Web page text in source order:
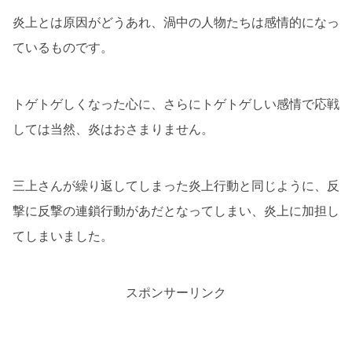
炎上とは原因がどうあれ、渦中の人物たちは感情的になっ
ているものです。
トゲトゲしくなった心に、さらにトゲトゲしい感情で応戦
しては当然、炎はおさまりません。
三上さんが繰り返してしまった炎上行動と同じように、反
撃に反撃の連鎖行動があだとなってしまい、炎上に加担し
てしまいました。
スポンサーリンク